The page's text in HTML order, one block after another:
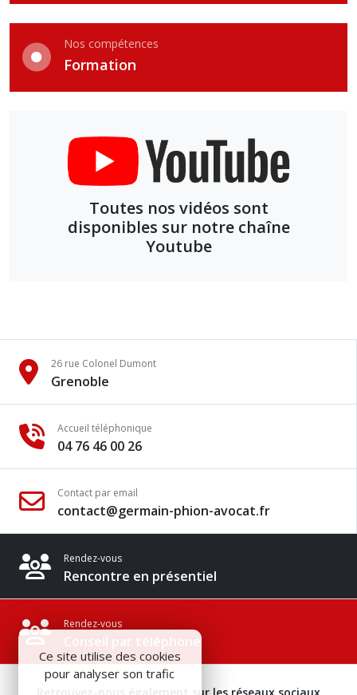
Nos compétences
Formation
Toutes nos vidéos sont
disponibles sur notre chaîne
Youtube
26 rue Colonel Dumont
Grenoble
Accueil téléphonique
04 76 46 00 26
Contact par email
contact@germain-phion-avocat.fr
Rendez-vous
Rencontre en présentiel
Rendez-vous
Conseil par téléphone
Ce site utilise des cookies
pour analyser son trafic